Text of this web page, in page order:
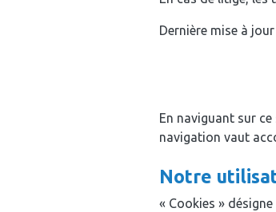
Dernière mise à
En naviguant sur
navigation vaut
Notre
« Cookies »